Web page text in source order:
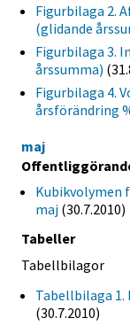
Figurbilaga 2.
(glidande
Figurbilaga 3.
årssumma)
Figurbilaga 4.
årsförändring
maj
Kubikvolymen
maj (30.7.2010)
Tabeller
Tabellbilagor
Tabellbilaga 1.
(30.7.2010)